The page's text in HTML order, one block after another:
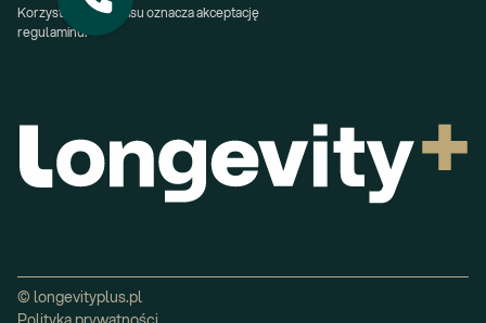
Korzystanie z serwisu oznacza akceptację
regulaminu.
© longevityplus.pl